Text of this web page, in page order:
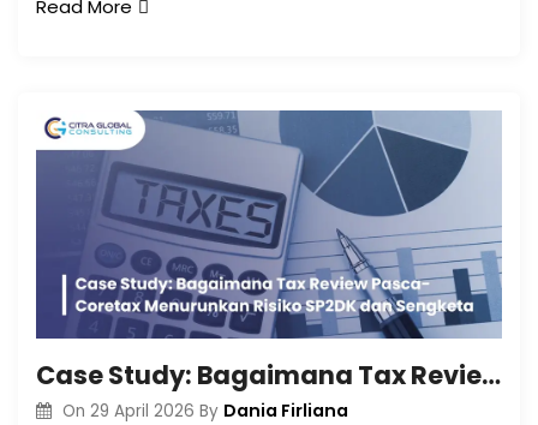
Read More
Case Study: Bagaimana Tax Review Pasca-Coretax Menurunkan Risiko SP2DK dan Sengketa
On 29 April 2026 By Dania Firliana